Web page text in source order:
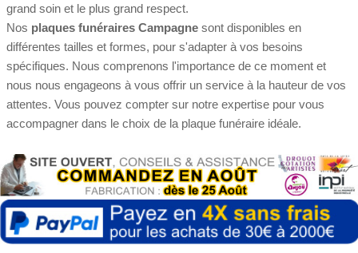
grand soin et le plus grand respect.
Nos plaques funéraires Campagne sont disponibles en
différentes tailles et formes, pour s'adapter à vos besoins
spécifiques. Nous comprenons l'importance de ce moment et
nous nous engageons à vous offrir un service à la hauteur de vos
attentes. Vous pouvez compter sur notre expertise pour vous
accompagner dans le choix de la plaque funéraire idéale.